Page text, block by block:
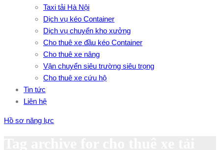
Taxi tải Hà Nội
Dịch vụ kéo Container
Dịch vụ chuyển kho xưởng
Cho thuê xe đầu kéo Container
Cho thuê xe nâng
Vận chuyển siêu trường siêu trọng
Cho thuê xe cứu hộ
Tin tức
Liên hệ
Hồ sơ năng lực